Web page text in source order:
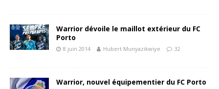
Warrior dévoile le maillot extérieur du FC
Porto
8 juin 2014 Hubert Munyazikwiye 32
Warrior, nouvel équipementier du FC Porto